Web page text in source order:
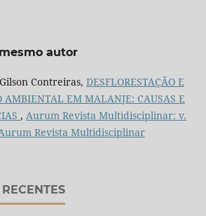
autor
Contreiras, DESFLORESTAÇÃO E
AMBIENTAL EM MALANJE: CAUSAS E
, Aurum Revista Multidisciplinar: v.
Revista Multidisciplinar